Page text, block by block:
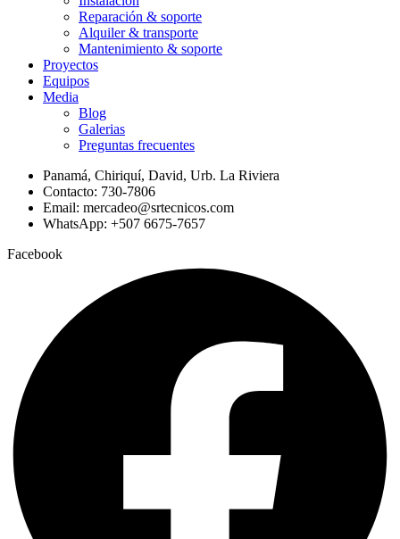
Reparación & soporte
Alquiler & transporte
Mantenimiento & soporte
Proyectos
Equipos
Media
Blog
Galerias
Preguntas frecuentes
Panamá, Chiriquí, David, Urb. La Riviera
Contacto: 730-7806
Email: mercadeo@srtecnicos.com
WhatsApp: +507 6675-7657
Facebook